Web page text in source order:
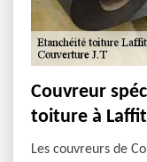
Couvreur
toiture à
Les couvreurs de